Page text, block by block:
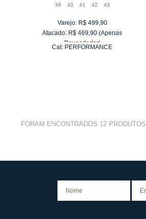
39 40 41 42 43
Varejo: R$ 499,90
Atacado: R$ 469,90 (Apenas
Revendedor)
Cat: PERFORMANCE
FORAM ENCONTRADOS 12PRODUTOS